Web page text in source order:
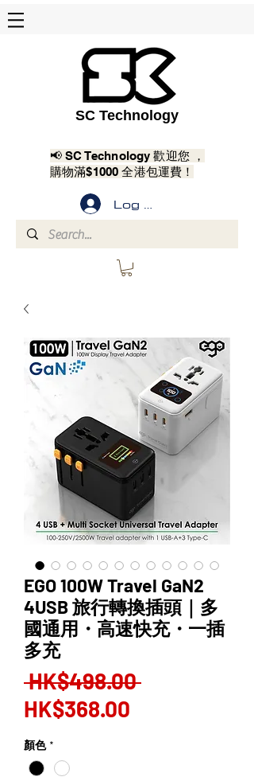
SC Technology
📢 SC Technology 歡迎您 ，
購物滿$1000 全港包運費！
Log In
EGO 100W Travel GaN2
4USB 旅行轉換插頭｜多
國通用・高速快充・一插
多充
HK$498.00 Regular
HK$368.00
顏色 *